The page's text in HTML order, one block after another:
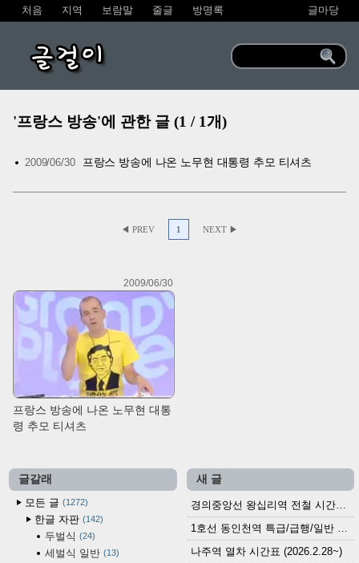
처음 지역 보람말 줄글 방명록 글마당
글걸이
'프랑스 방송'에 관한 글 (1 / 1개)
2009/06/30 프랑스 방송에 나온 노무현 대통령 추모 티셔츠
◀ PREV 1 NEXT ▶
2009/06/30
프랑스 방송에 나온 노무현 대통
령 추모 티셔츠
글갈래
모든 글
1272
한글 자판 142
두벌식 24
세벌식 일반 13
새 글
경의중앙선 왕십리역 전철 시간표 (2026.4.20~)
1호선 동인천역 특급/급행/일반 전철 시간표 (2026.2.28~)
나주역 열차 시간표 (2026.2.28~)